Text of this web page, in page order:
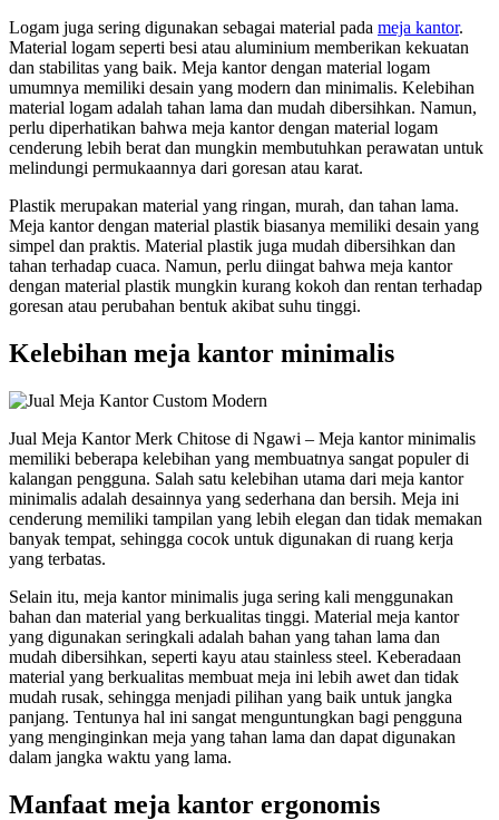
Logam juga sering digunakan sebagai material pada meja kantor.
Material logam seperti besi atau aluminium memberikan kekuatan
dan stabilitas yang baik. Meja kantor dengan material logam
umumnya memiliki desain yang modern dan minimalis. Kelebihan
material logam adalah tahan lama dan mudah dibersihkan. Namun,
perlu diperhatikan bahwa meja kantor dengan material logam
cenderung lebih berat dan mungkin membutuhkan perawatan untuk
melindungi permukaannya dari goresan atau karat.
Plastik merupakan material yang ringan, murah, dan tahan lama.
Meja kantor dengan material plastik biasanya memiliki desain yang
simpel dan praktis. Material plastik juga mudah dibersihkan dan
tahan terhadap cuaca. Namun, perlu diingat bahwa meja kantor
dengan material plastik mungkin kurang kokoh dan rentan terhadap
goresan atau perubahan bentuk akibat suhu tinggi.
Kelebihan meja kantor minimalis
Jual Meja Kantor Merk Chitose di Ngawi – Meja kantor minimalis
memiliki beberapa kelebihan yang membuatnya sangat populer di
kalangan pengguna. Salah satu kelebihan utama dari meja kantor
minimalis adalah desainnya yang sederhana dan bersih. Meja ini
cenderung memiliki tampilan yang lebih elegan dan tidak memakan
banyak tempat, sehingga cocok untuk digunakan di ruang kerja
yang terbatas.
Selain itu, meja kantor minimalis juga sering kali menggunakan
bahan dan material yang berkualitas tinggi. Material meja kantor
yang digunakan seringkali adalah bahan yang tahan lama dan
mudah dibersihkan, seperti kayu atau stainless steel. Keberadaan
material yang berkualitas membuat meja ini lebih awet dan tidak
mudah rusak, sehingga menjadi pilihan yang baik untuk jangka
panjang. Tentunya hal ini sangat menguntungkan bagi pengguna
yang menginginkan meja yang tahan lama dan dapat digunakan
dalam jangka waktu yang lama.
Manfaat meja kantor ergonomis